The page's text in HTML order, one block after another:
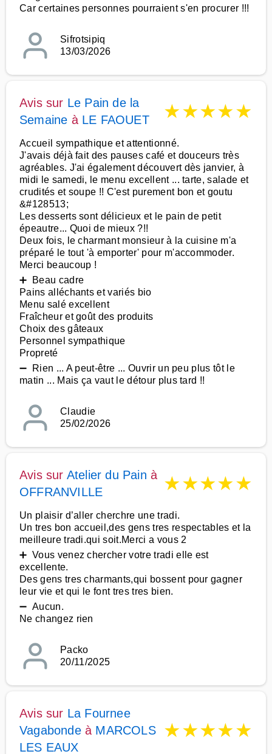
Car certaines personnes pourraient s'en procurer !!!
Sifrotsipiq
13/03/2026
Avis sur Le Pain de la
Semaine à LE FAOUET ★★★★★
Accueil sympathique et attentionné.
J'avais déjà fait des pauses café et douceurs très
agréables. J'ai également découvert dès janvier, à
midi le samedi, le menu excellent ... tarte, salade et
crudités et soupe !! C'est purement bon et goutu
&#128513;
Les desserts sont délicieux et le pain de petit
épeautre... Quoi de mieux ?!!
Deux fois, le charmant monsieur à la cuisine m'a
préparé le tout 'à emporter' pour m'accommoder.
Merci beaucoup !
➕ Beau cadre
Pains alléchants et variés bio
Menu salé excellent
Fraîcheur et goût des produits
Choix des gâteaux
Personnel sympathique
Propreté
➖ Rien ... A peut-être ... Ouvrir un peu plus tôt le
matin ... Mais ça vaut le détour plus tard !!
Claudie
25/02/2026
Avis sur Atelier du Pain à
OFFRANVILLE
★★★★★
Un plaisir d’aller cherchre une tradi.
Un tres bon accueil,des gens tres respectables et la
meilleure tradi.qui soit.Merci a vous 2
➕ Vous venez chercher votre tradi elle est
excellente.
Des gens tres charmants,qui bossent pour gagner
leur vie et qui le font tres tres bien.
➖ Aucun.
Ne changez rien
Packo
20/11/2025
Avis sur La Fournee
Vagabondeà MARCOLS
LES EAUX
★★★★★